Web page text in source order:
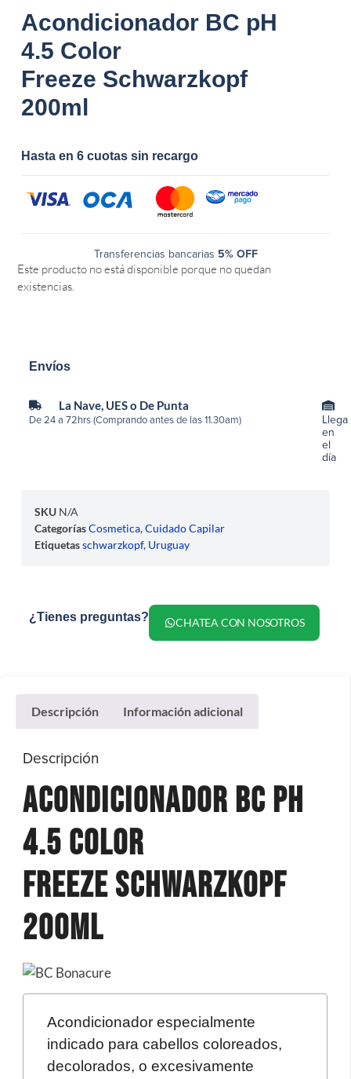
Acondicionador BC pH
4.5 Color
Freeze Schwarzkopf
200ml
Hasta en 6 cuotas sin recargo
Transferencias bancarias 5% OFF
Este producto no está disponible porque no quedan
existencias.
Envíos
La Nave, UES o De Punta
De 24 a 72hrs (Comprando antes de las 11.30am)
Llega
en
el
día
SKU N/A
CategoríasCosmetica,Cuidado Capilar
Etiquetasschwarzkopf, Uruguay
¿Tienes preguntas? CHATEA CON NOSOTROS
Descripción Información adicional
Descripción
Acondicionador BC pH
4.5 Color
Freeze Schwarzkopf
200ml
Acondicionador especialmente
indicado para cabellos coloreados,
decolorados, o excesivamente